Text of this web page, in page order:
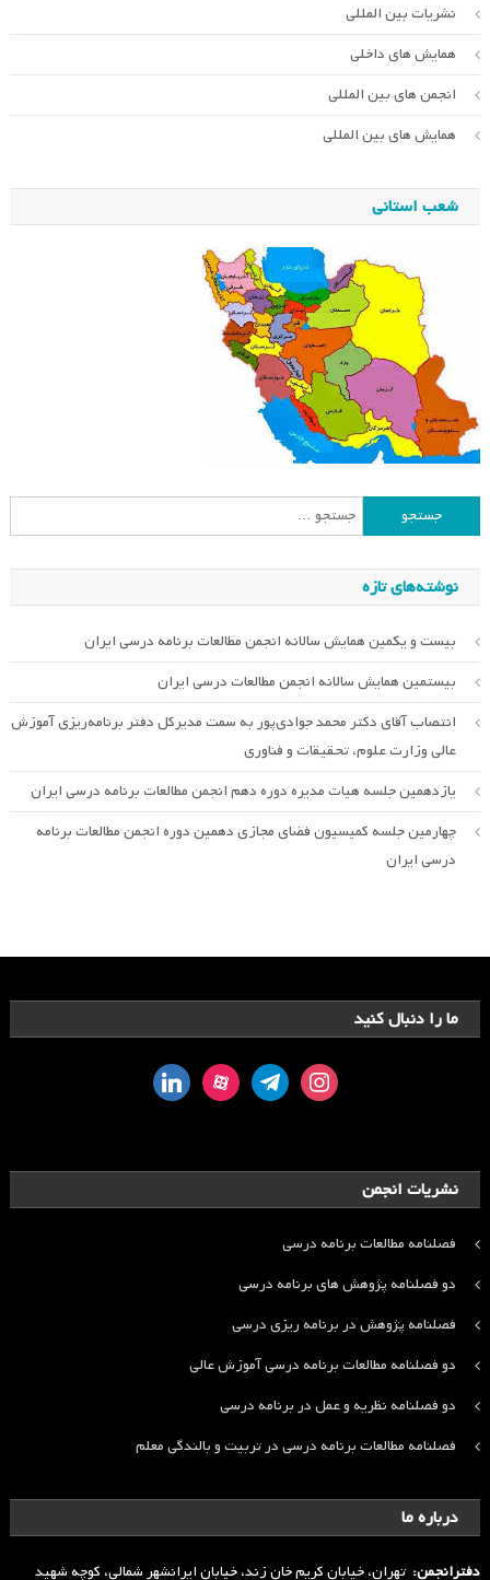
نشریات بین المللی
همایش های داخلی
انجمن های بین المللی
همایش های بین المللی
شعب استانی
جستجو
برای:
نوشته‌های تازه
بیست و یکمین همایش سالانه انجمن مطالعات برنامه درسی ایران
بیستمین همایش سالانه انجمن مطالعات درسی ایران
انتصاب آقای دکتر محمد جوادی‌پور به سمت مدیرکل دفتر برنامه‌ریزی آموزش
عالی وزارت علوم، تحقیقات و فناوری
یازدهمین جلسه هیات مدیره دوره دهم انجمن مطالعات برنامه درسی ایران
چهارمین جلسه کمیسیون فضای مجازی دهمین دوره انجمن مطالعات برنامه
درسی ایران
ما را دنبال کنید
instagram
telegram
aparat
linkedin
نشریات انجمن
فصلنامه مطالعات برنامه درسی
دو فصلنامه پژوهش های برنامه درسی
فصلنامه پژوهش در برنامه ریزی درسی
دو فصلنامه مطالعات برنامه درسی آموزش عالی
دو فصلنامه نظریه و عمل در برنامه درسی
فصلنامه مطالعات برنامه درسی در تربیت و بالندگی معلم
درباره ما
دفترانجمن: تهران، خیابان کریم خان زند، خیابان ایرانشهر شمالی، کوچه شهید